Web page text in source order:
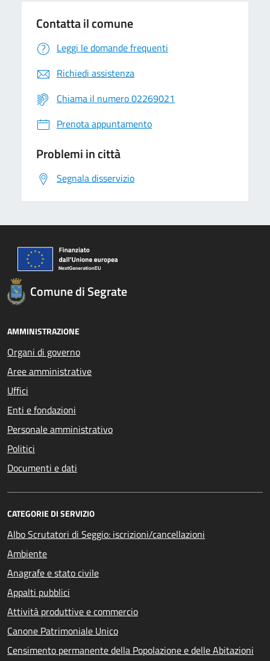
Contatta il comune
Leggi le domande frequenti
Richiedi assistenza
Chiama il numero 02269021
Prenota appuntamento
Problemi in città
Segnala disservizio
Comune di Segrate
AMMINISTRAZIONE
Organi di governo
Aree amministrative
Uffici
Enti e fondazioni
Personale amministrativo
Politici
Documenti e dati
CATEGORIE DI SERVIZIO
Albo Scrutatori di Seggio: iscrizioni/cancellazioni
Ambiente
Anagrafe e stato civile
Appalti pubblici
Attività produttive e commercio
Canone Patrimoniale Unico
Censimento permanente della Popolazione e delle Abitazioni